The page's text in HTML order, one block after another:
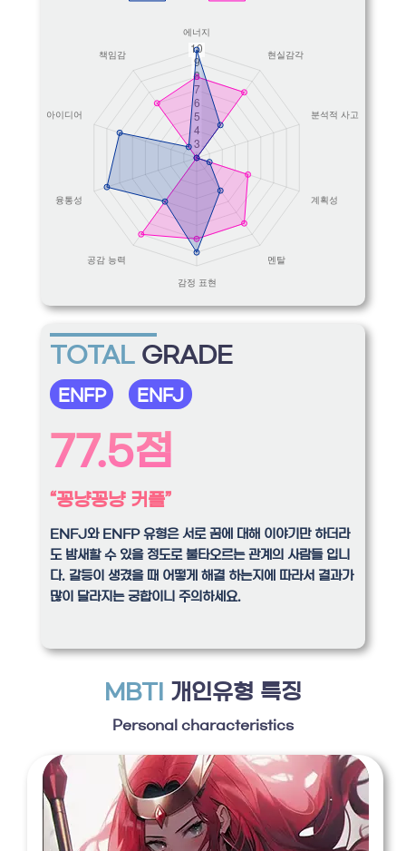
TOTAL GRADE
ENFP ENFJ
77.5점
“꽁냥꽁냥 커플”
ENFJ와 ENFP 유형은 서로 꿈에 대해 이야기만 하더라
도 밤새할 수 있을 정도로 불타오르는 관계의 사람들 입니
다. 갈등이 생겼을 때 어떻게 해결 하는지에 따라서 결과가
많이 달라지는 궁합이니 주의하세요.
MBTI 개인유형 특징
Personal characteristics